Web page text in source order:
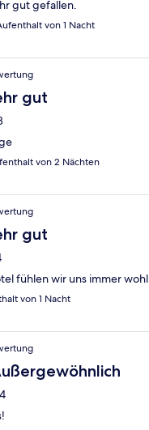
gut gefallen.
von 1 Nacht
gut
von 2 Nächten
gut
fühlen wir uns immer wohl
von 1 Nacht